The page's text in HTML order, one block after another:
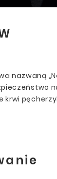
nazwaną
krwi